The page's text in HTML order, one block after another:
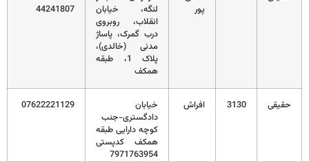
پور
لنگه، خیابان
انقلاب، روبروی
درب گمرک، پاساژ
مدنی (خالدی)،
پلاک 1، طبقه
همکف
44241807
حقیقی 3130 افراش
خیابان
دادگستری-جنب
کوچه دارایی طبقه
همکف کدپستی
7971763954
07622221129